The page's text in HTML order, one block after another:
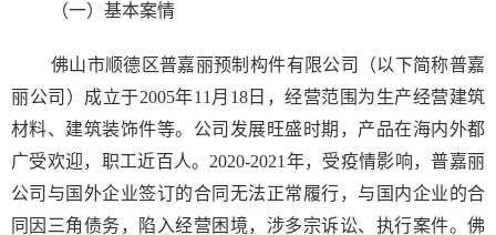
（一）基本案情
佛山市顺德区普嘉丽预制构件有限公司（以下简称普嘉
丽公司）成立于2005年11月18日，经营范围为生产经营建筑
材料、建筑装饰件等。公司发展旺盛时期，产品在海内外都
广受欢迎，职工近百人。2020-2021年，受疫情影响，普嘉丽
公司与国外企业签订的合同无法正常履行，与国内企业的合
同因三角债务，陷入经营困境，涉多宗诉讼、执行案件。佛